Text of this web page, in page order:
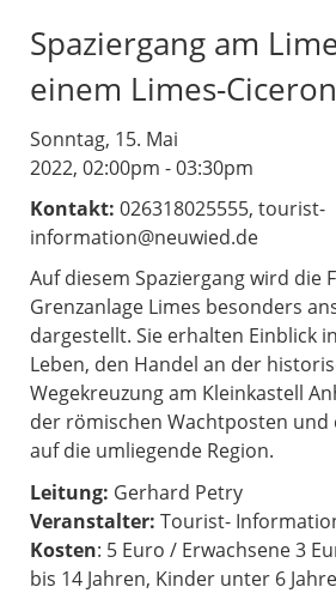
Spaziergang am
einem Limes-
Sonntag, 15. Mai
2022, 02:00pm - 03:30pm
Kontakt: 026318025555, tourist-
information@neuwied.de
Auf diesem Spaziergang wird die
Grenzanlage Limes besonders
dargestellt. Sie erhalten Einblick
Leben, den Handel an der
Wegekreuzung am Kleinkastell
der römischen Wachtposten und
auf die umliegende Region.
Leitung: Gerhard Petry
Veranstalter: Tourist-
Kosten: 5 Euro / Erwachsene 3
bis 14 Jahren, Kinder unter 6